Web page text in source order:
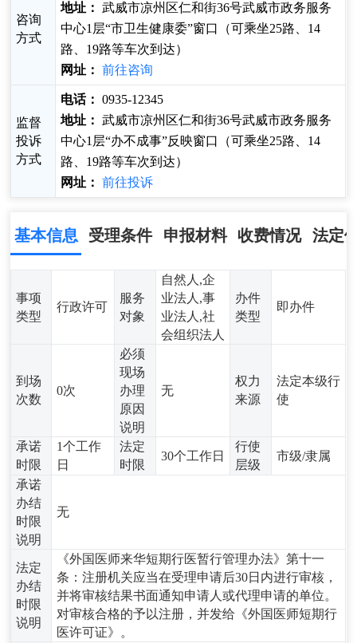
咨询
方式
地址： 武威市凉州区仁和街36号武威市政务服务
中心1层“市卫生健康委”窗口（可乘坐25路、14
路、19路等车次到达）
网址： 前往咨询
监督
投诉
方式
电话： 0935-12345
地址： 武威市凉州区仁和街36号武威市政务服务
中心1层“办不成事”反映窗口（可乘坐25路、14
路、19路等车次到达）
网址： 前往投诉
基本信息 受理条件 申报材料 收费情况 法定
事项
类型
行政许可
服务
对象
自然人,企
业法人,事
业法人,社
会组织法人
办件
类型
即办件
到场
次数
0次
必须
现场
办理
原因
说明
无
权力
来源
法定本级行
使
承诺
时限
1个工作
日
法定
时限
30个工作日
行使
层级
市级/隶属
承诺
办结
时限
说明
无
法定
办结
时限
说明
《外国医师来华短期行医暂行管理办法》第十一
条：注册机关应当在受理申请后30日内进行审核，
并将审核结果书面通知申请人或代理申请的单位。
对审核合格的予以注册，并发给《外国医师短期行
医许可证》。